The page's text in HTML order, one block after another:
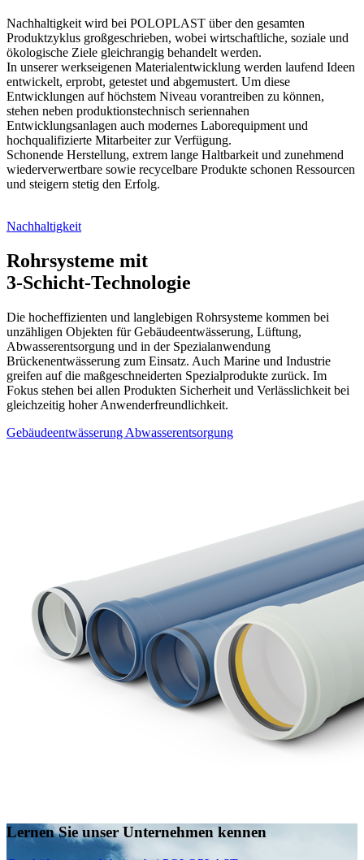
Nachhaltigkeit wird bei POLOPLAST über den gesamten
Produktzyklus großgeschrieben, wobei wirtschaftliche, soziale und
ökologische Ziele gleichrangig behandelt werden.
In unserer werkseigenen Materialentwicklung werden laufend Ideen
entwickelt, erprobt, getestet und abgemustert. Um diese
Entwicklungen auf höchstem Niveau vorantreiben zu können,
stehen neben produktionstechnisch seriennahen
Entwicklungsanlagen auch modernes Laborequipment und
hochqualifizierte Mitarbeiter zur Verfügung.
Schonende Herstellung, extrem lange Haltbarkeit und zunehmend
wiederverwertbare sowie recycelbare Produkte schonen Ressourcen
und steigern stetig den Erfolg.
Nachhaltigkeit
Rohrsysteme mit
3-Schicht-Technologie
Die hocheffizienten und langlebigen Rohrsysteme kommen bei
unzähligen Objekten für Gebäudeentwässerung, Lüftung,
Abwasserentsorgung und in der Spezialanwendung
Brückenentwässerung zum Einsatz. Auch Marine und Industrie
greifen auf die maßgeschneiderten Spezialprodukte zurück. Im
Fokus stehen bei allen Produkten Sicherheit und Verlässlichkeit bei
gleichzeitig hoher Anwenderfreundlichkeit.
Gebäudeentwässerung Abwasserentsorgung
Lernen Sie unser Unternehmen kennen